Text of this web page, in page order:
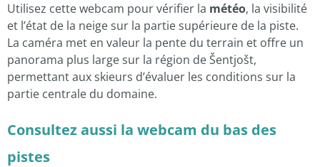
Utilisez cette webcam pour vérifier la météo, la visibilité
et l’état de la neige sur la partie supérieure de la piste.
La caméra met en valeur la pente du terrain et offre un
panorama plus large sur la région de Šentjošt,
permettant aux skieurs d’évaluer les conditions sur la
partie centrale du domaine.
Consultez aussi la webcam du bas des
pistes